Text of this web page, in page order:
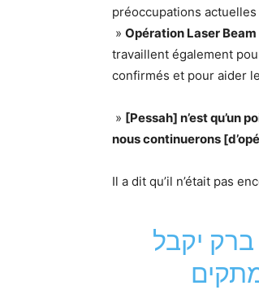
préoccupations actuelles
» Opération Laser Beam
travaillent également
confirmés et pour aider
» [Pessah] n’est qu’un
nous continuerons
Il a dit qu’il n’était pas
ברק יקבל